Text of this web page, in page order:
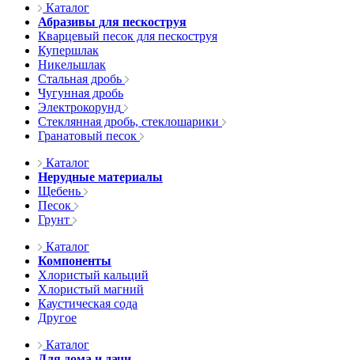
Каталог
Абразивы для пескоструя
Кварцевый песок для пескоструя
Купершлак
Никельшлак
Стальная дробь
Чугунная дробь
Электрокорунд
Стеклянная дробь, стеклошарики
Гранатовый песок
Каталог
Нерудные материалы
Щебень
Песок
Грунт
Каталог
Компоненты
Хлористый кальций
Хлористый магний
Каустическая сода
Другое
Каталог